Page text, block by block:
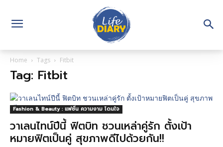
Home Tags Fitbit
Tag: Fitbit
Fashion & Beauty : แฟชั่น ความงาม โดนใจ
วาเลนไทน์ปีนี้ ฟิตบิท ชวนเหล่าคู่รัก ตั้งเป้า
หมายฟิตเป็นคู่ สุขภาพดีไปด้วยกัน!!